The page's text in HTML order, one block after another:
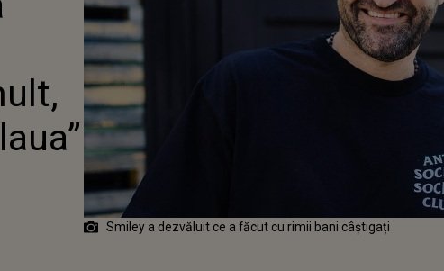
Smiley a dezvăluit ce a făcut cu rimii bani câștigați